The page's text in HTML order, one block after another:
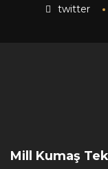
twitter
Mill Kumaş